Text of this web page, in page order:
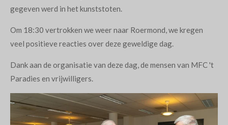
gegeven werd in het kunststoten.
Om 18:30 vertrokken we weer naar Roermond, we kregen
veel positieve reacties over deze geweldige dag.
Dank aan de organisatie van deze dag, de mensen van MFC 't
Paradies en vrijwilligers.